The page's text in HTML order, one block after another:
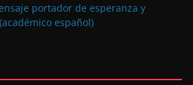
portador de esperanza y
español)